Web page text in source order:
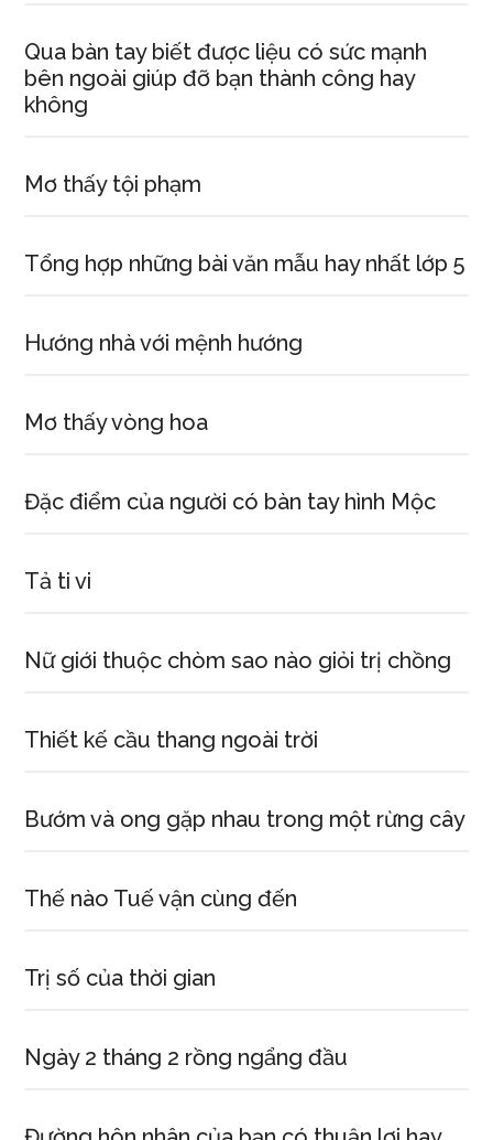
Qua bàn tay biết được liệu có sức mạnh
bên ngoài giúp đỡ bạn thành công hay
không
Mơ thấy tội phạm
Tổng hợp những bài văn mẫu hay nhất lớp 5
Hướng nhà với mệnh hướng
Mơ thấy vòng hoa
Đặc điểm của người có bàn tay hình Mộc
Tả ti vi
Nữ giới thuộc chòm sao nào giỏi trị chồng
Thiết kế cầu thang ngoài trời
Bướm và ong gặp nhau trong một rừng cây
Thế nào Tuế vận cùng đến
Trị số của thời gian
Ngày 2 tháng 2 rồng ngẩng đầu